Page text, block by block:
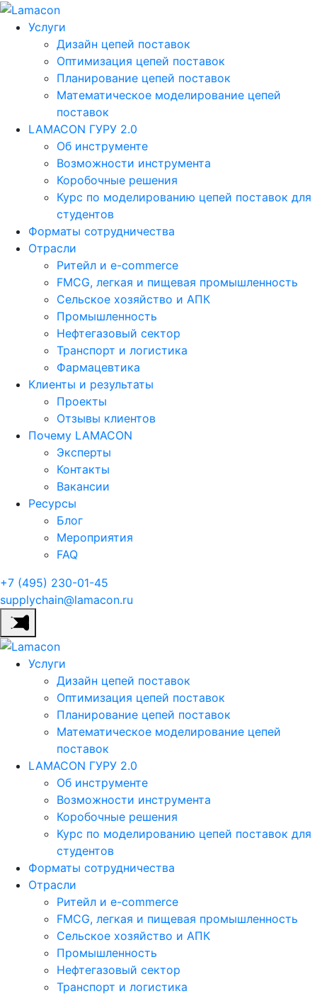
Услуги
Дизайн цепей поставок
Оптимизация цепей поставок
Планирование цепей поставок
Математическое моделирование цепей
поставок
LAMACON ГУРУ 2.0
Об инструменте
Возможности инструмента
Коробочные решения
Курс по моделированию цепей поставок для
студентов
Форматы сотрудничества
Отрасли
Ритейл и e-commerce
FMCG, легкая и пищевая промышленность
Сельское хозяйство и АПК
Промышленность
Нефтегазовый сектор
Транспорт и логистика
Фармацевтика
Клиенты и результаты
Проекты
Отзывы клиентов
Почему LAMACON
Эксперты
Контакты
Вакансии
Ресурсы
Блог
Мероприятия
FAQ
+7 (495) 230-01-45
supplychain@lamacon.ru
Услуги
Дизайн цепей поставок
Оптимизация цепей поставок
Планирование цепей поставок
Математическое моделирование цепей
поставок
LAMACON ГУРУ 2.0
Об инструменте
Возможности инструмента
Коробочные решения
Курс по моделированию цепей поставок для
студентов
Форматы сотрудничества
Отрасли
Ритейл и e-commerce
FMCG, легкая и пищевая промышленность
Сельское хозяйство и АПК
Промышленность
Нефтегазовый сектор
Транспорт и логистика